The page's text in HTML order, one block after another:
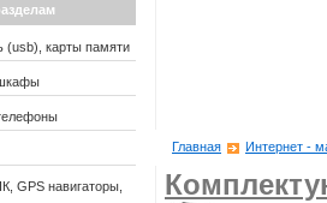
карты памяти
GPS навигаторы,
Главная Интернет -